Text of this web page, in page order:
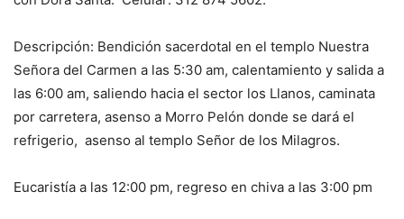
Descripción: Bendición sacerdotal en el templo Nuestra
Señora del Carmen a las 5:30 am, calentamiento y salida a
las 6:00 am, saliendo hacia el sector los Llanos, caminata
por carretera, asenso a Morro Pelón donde se dará el
refrigerio, asenso al templo Señor de los Milagros.
Eucaristía a las 12:00 pm, regreso en chiva a las 3:00 pm